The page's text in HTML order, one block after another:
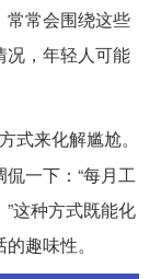
常常会围绕这些
况，年轻人可能
式来化解尴尬。
一下：“每月工
这种方式既能化
趣味性。